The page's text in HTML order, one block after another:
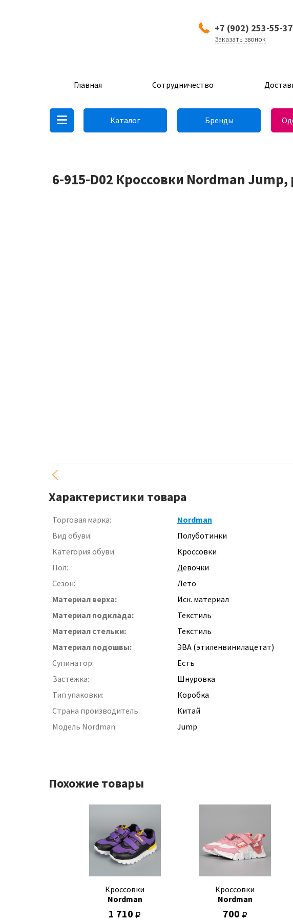
+7 (902) 253-55-37
Заказать звонок
Главная Сотрудничество
Каталог Бренды
6-915-D02 Кроссовки Nordman
Характеристики товара
Торговая марка:
Nordman
Вид обуви:
Полуботинки
Категория обуви:
Кроссовки
Пол:
Девочки
Сезон:
Лето
Материал верха:
Иск. материал
Материал подклада:
Текстиль
Материал стельки:
Текстиль
Материал подошвы:
ЭВА (этиленвинилацетат)
Супинатор:
Есть
Застежка:
Шнуровка
Тип упаковки:
Коробка
Страна производитель:
Китай
Модель Nordman:
Jump
Похожие товары
Кроссовки
Nordman
1 710
Кроссовки
Nordman
700